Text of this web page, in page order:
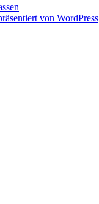
von WordPress